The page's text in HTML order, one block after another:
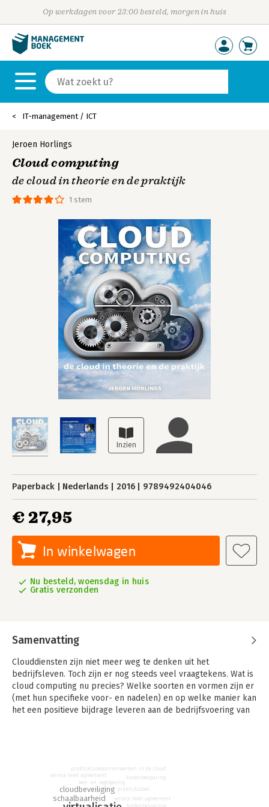
Op werkdagen voor 23:00 besteld, morgen in huis
IT-management / ICT
1 stem
Jeroen Horlings
Cloud computing
de cloud in theorie en de praktijk
Paperback Nederlands 2016 9789492404046
€ 27,95
In winkelwagen
Nu besteld, woensdag in huis
Gratis verzonden
Samenvatting
Clouddiensten zijn niet meer weg te denken uit het
bedrijfsleven. Toch zijn er nog steeds veel vraagtekens. Wat is
cloud computing nu precies? Welke soorten en vormen zijn er
(met hun specifieke voor- en nadelen) en op welke manier kan
het een positieve bijdrage leveren aan de bedrijfsvoering van
beveiligingsrisico's, juridische kwesties en het gevaar van een
zogenaamde 'vendor lock-in' door gebrek aan open
standaarden.schaalbaarheid
cloudbeveiliging
wet- en regelgeving
service level agreement
praktijkcases
kostenbesparing
service level agreement
praktijkcasessamenwerken in de cloud
kostenbesparing